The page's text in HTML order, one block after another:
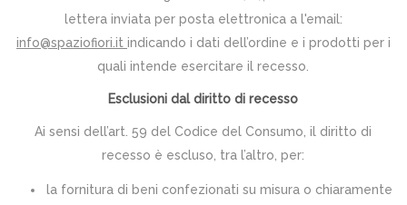
lettera inviata per posta elettronica a l'email:
info@spaziofiori.it indicando i dati dell’ordine e i prodotti per i
quali intende esercitare il recesso.
Esclusioni dal diritto di recesso
Ai sensi dell’art. 59 del Codice del Consumo, il diritto di
recesso è escluso, tra l’altro, per:
la fornitura di beni confezionati su misura o chiaramente